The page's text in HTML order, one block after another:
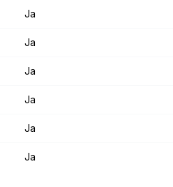
Ja
Ja
Ja
Ja
Ja
Ja